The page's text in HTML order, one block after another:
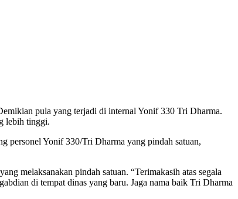
pula yang terjadi di internal Yonif 330 Tri Dharma.
lebih tinggi.
personel Yonif 330/Tri Dharma yang pindah satuan,
melaksanakan pindah satuan. “Terimakasih atas segala
di tempat dinas yang baru. Jaga nama baik Tri Dharma